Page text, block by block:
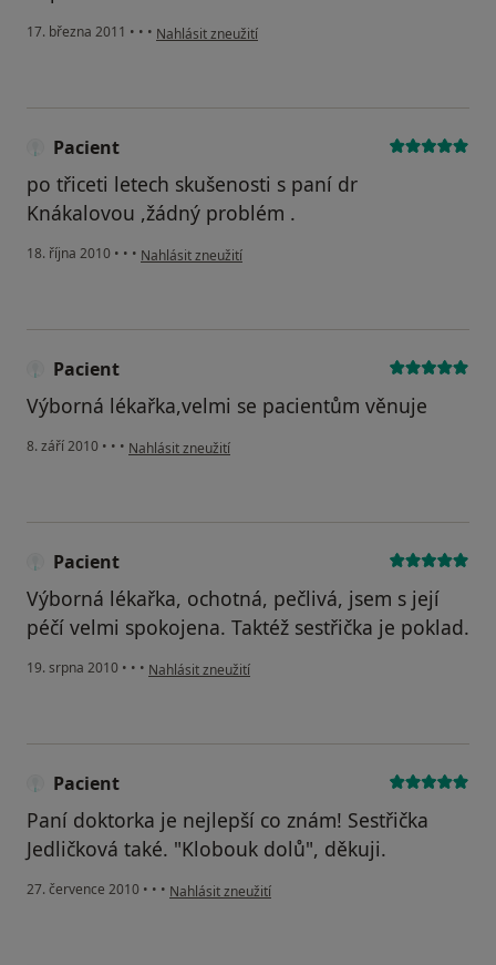
17. března 2011 • • • podle názoru uživatele Pacient
Nahlásit zneužití
Pacient
po třiceti letech skušenosti s paní dr
Knákalovou ,žádný problém .
18. října 2010 • • • podle názoru uživatele Pacient
Nahlásit zneužití
Pacient
Výborná lékařka,velmi se pacientům věnuje
8. září 2010 • • • podle názoru uživatele Pacient
Nahlásit zneužití
Pacient
Výborná lékařka, ochotná, pečlivá, jsem s její
péčí velmi spokojena. Taktéž sestřička je poklad.
19. srpna 2010 • • • podle názoru uživatele Pacient
Nahlásit zneužití
Pacient
Paní doktorka je nejlepší co znám! Sestřička
Jedličková také. "Klobouk dolů", děkuji.
27. července 2010 • • • podle názoru uživatele Pacient
Nahlásit zneužití